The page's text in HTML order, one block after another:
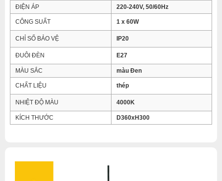
ĐIỆN ÁP 220-240V, 50/60Hz
CÔNG SUẤT 1 x 60W
CHỈ SỐ BẢO VỆ IP20
ĐUÔI ĐÈN E27
MÀU SẮC màu Đen
CHẤT LIỆU thép
NHIỆT ĐỘ MÀU 4000K
KÍCH THƯỚC D360xH300